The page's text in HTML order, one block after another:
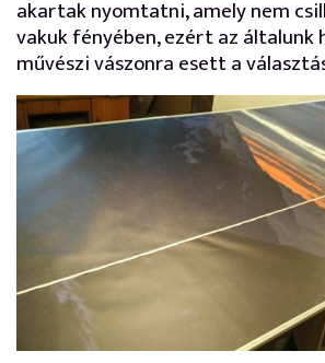
akartak nyomtatni, amely nem
vakuk fényében, ezért az
művészi vászonra esett a